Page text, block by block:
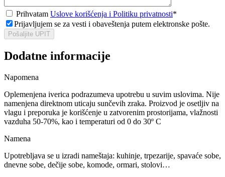
Prihvatam Uslove korišćenja i Politiku privatnosti*
Prijavljujem se za vesti i obaveštenja putem elektronske pošte.
Pošaljite UPIT
Dodatne informacije
Napomena
Oplemenjena iverica podrazumeva upotrebu u suvim uslovima. Nije
namenjena direktnom uticaju sunčevih zraka. Proizvod je osetljiv na
vlagu i preporuka je korišćenje u zatvorenim prostorijama, vlažnosti
vazduha 50-70%, kao i temperaturi od 0 do 30º C
Namena
Upotrebljava se u izradi nameštaja: kuhinje, trpezarije, spavaće sobe,
dnevne sobe, dečije sobe, komode, ormari, stolovi…